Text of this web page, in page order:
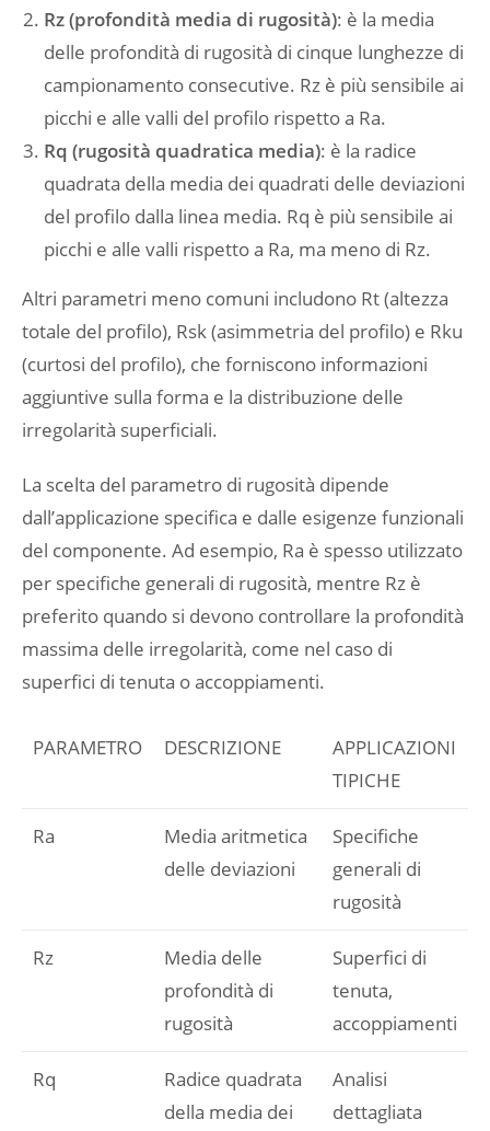
Rz (profondità media di rugosità): è la media
delle profondità di rugosità di cinque lunghezze di
campionamento consecutive. Rz è più sensibile ai
picchi e alle valli del profilo rispetto a Ra.
Rq (rugosità quadratica media): è la radice
quadrata della media dei quadrati delle deviazioni
del profilo dalla linea media. Rq è più sensibile ai
picchi e alle valli rispetto a Ra, ma meno di Rz.
Altri parametri meno comuni includono Rt (altezza
totale del profilo), Rsk (asimmetria del profilo) e Rku
(curtosi del profilo), che forniscono informazioni
aggiuntive sulla forma e la distribuzione delle
irregolarità superficiali.
La scelta del parametro di rugosità dipende
dall’applicazione specifica e dalle esigenze funzionali
del componente. Ad esempio, Ra è spesso utilizzato
per specifiche generali di rugosità, mentre Rz è
preferito quando si devono controllare la profondità
massima delle irregolarità, come nel caso di
superfici di tenuta o accoppiamenti.
PARAMETRO DESCRIZIONE
APPLICAZIONI
TIPICHE
Ra
Media aritmetica
delle deviazioni
Specifiche
generali di
rugosità
Rz
Media delle
profondità di
rugosità
Superfici di
tenuta,
accoppiamenti
Rq
Radice quadrata
della media dei
Analisi
dettagliata